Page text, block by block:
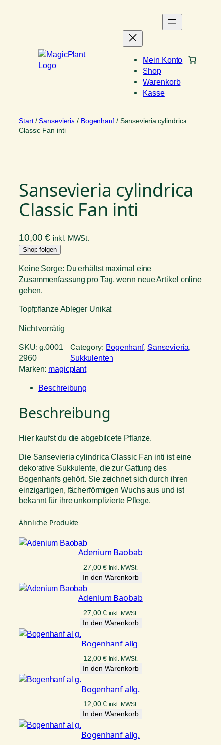
Mein Konto
Shop
Warenkorb
Kasse
Start/Sansevieria / Bogenhanf/ Sansevieria cylindrica
Classic Fan inti
Sansevieria cylindrica
Classic Fan inti
10,00€ inkl. MWSt.
Shop folgen
Keine Sorge: Du erhältst maximal eine
Zusammenfassung pro Tag, wenn neue Artikel online
gehen.
Topfpflanze Ableger Unikat
Nicht vorrätig
SKU: g.0001-
2960
Category: Bogenhanf, Sansevieria
Sukkulenten
Marken: magicplant
Beschreibung
Beschreibung
Hier kaufst du die abgebildete Pflanze.
Die Sansevieria cylindrica Classic Fan inti ist eine
dekorative Sukkulente, die zur Gattung des
Bogenhanfs gehört. Sie zeichnet sich durch ihren
einzigartigen, fächerförmigen Wuchs aus und ist
bekannt für ihre unkomplizierte Pflege.
Ähnliche Produkte
Adenium Baobab
27,00€ inkl. MWSt.
In den Warenkorb
Adenium Baobab
27,00€ inkl. MWSt.
In den Warenkorb
Bogenhanf allg.
12,00€ inkl. MWSt.
In den Warenkorb
Bogenhanf allg.
12,00€ inkl. MWSt.
In den Warenkorb
Bogenhanf allg.